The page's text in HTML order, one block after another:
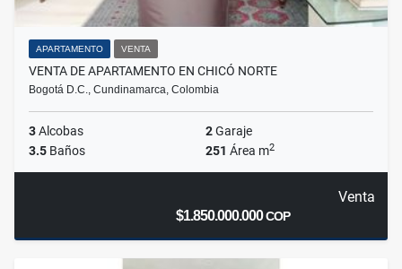
APARTAMENTO VENTA
VENTA DE APARTAMENTO EN CHICÓ NORTE
Bogotá D.C., Cundinamarca, Colombia
3Alcobas 2Garaje
3.5 Baños 251 Área m2
Venta
$1.850.000.000COP